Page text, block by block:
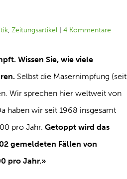
,Zeitungsartikel |4 Kommentare
Wissen Sie, wie viele
Selbst die Masernimpfung (seit
Wir sprechen hier weltweit von
haben wir seit 1968 insgesamt
pro Jahr.Getoppt wird das
gemeldeten Fällen von
pro Jahr.»